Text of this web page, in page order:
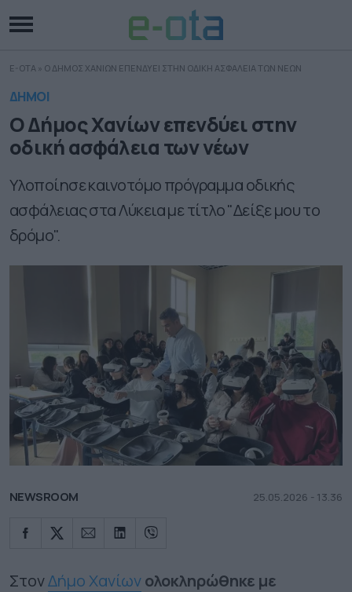
E-OTA » Ο ΔΗΜΟΣ ΧΑΝΙΩΝ ΕΠΕΝΔΥΕΙ ΣΤΗΝ ΟΔΙΚΗ ΑΣΦΑΛΕΙΑ ΤΩΝ ΝΕΩΝ
ΔΗΜΟΙ
Ο Δήμος Χανίων επενδύει στην
οδική ασφάλεια των νέων
Υλοποίησε καινοτόμο πρόγραμμα οδικής
ασφάλειας στα Λύκεια με τίτλο "Δείξε μου το
δρόμο".
NEWSROOM 25.05.2026 - 13.36
ΣτονΔήμο Χανίωνολοκληρώθηκε με